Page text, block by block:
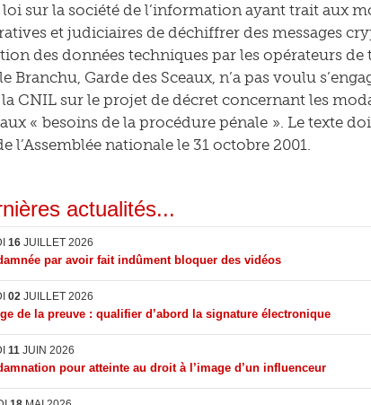
sur la société de l’information ayant trait aux
et judiciaires de déchiffrer des messages
des données techniques par les opérateurs de
Branchu, Garde des Sceaux, n’a pas voulu
CNIL sur le projet de décret concernant les
« besoins de la procédure pénale ». Le texte
l’Assemblée nationale le 31 octobre 2001.
actualités...
16 JUILLET 2026
par avoir fait indûment bloquer des vidéos
02 JUILLET 2026
de la preuve : qualifier d’abord la signature électronique
11 JUIN 2026
pour atteinte au droit à l’image d’un influenceur